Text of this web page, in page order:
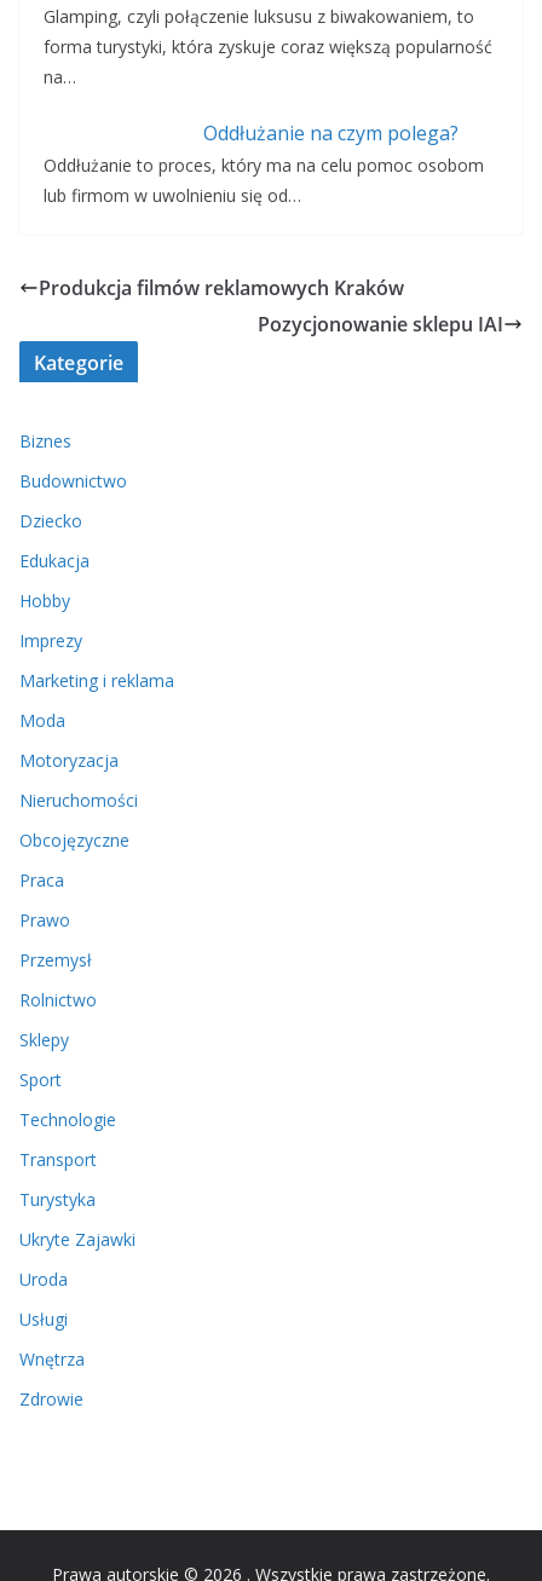
Glamping, czyli połączenie luksusu z biwakowaniem, to
forma turystyki, która zyskuje coraz większą popularność
na…
Oddłużanie na czym polega?
Oddłużanie to proces, który ma na celu pomoc osobom
lub firmom w uwolnieniu się od…
Produkcja filmów reklamowych Kraków
Pozycjonowanie sklepu IAI
Kategorie
Biznes
Budownictwo
Dziecko
Edukacja
Hobby
Imprezy
Marketing i reklama
Moda
Motoryzacja
Nieruchomości
Obcojęzyczne
Praca
Prawo
Przemysł
Rolnictwo
Sklepy
Sport
Technologie
Transport
Turystyka
Ukryte Zajawki
Uroda
Usługi
Wnętrza
Zdrowie
Prawa autorskie © 2026 . Wszystkie prawa zastrzeżone.